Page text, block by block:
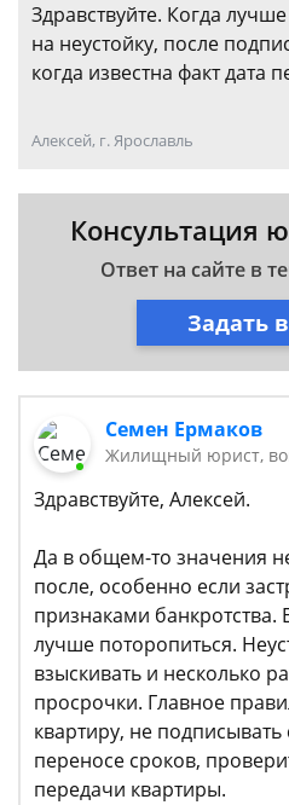
Здравствуйте. Когда
на неустойку, после
когда известна факт дата
Алексей, г. Ярославль
Консультация
Ответ на сайте в
Задать
Семен Ермаков
Жилищный юрист,
Здравствуйте, Алексей.
Да в общем-то значения
после, особенно если
признаками банкротства.
лучше поторопиться.
взыскивать и несколько
просрочки. Главное
квартиру, не
переносе сроков,
передачи квартиры.